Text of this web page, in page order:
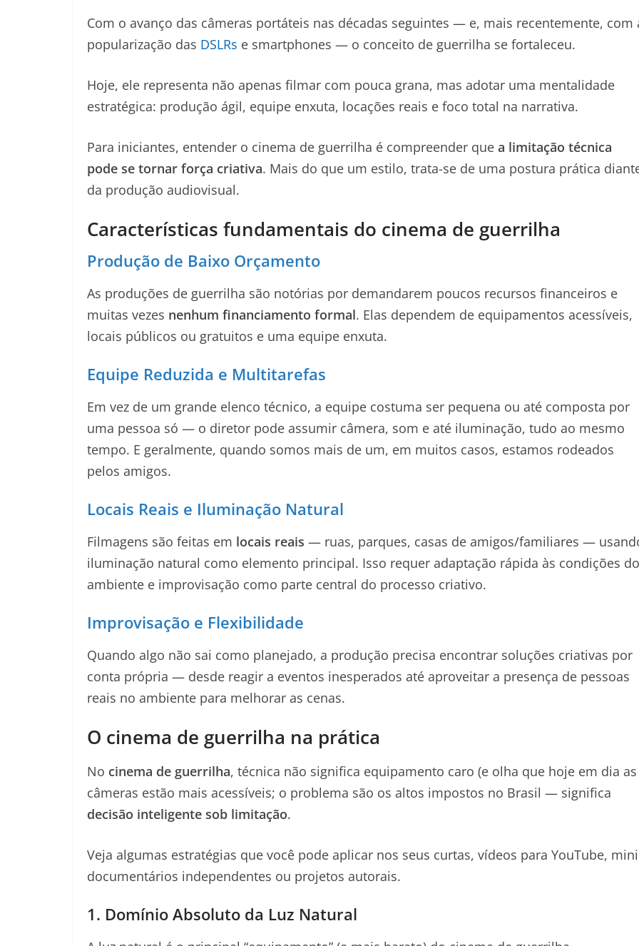
Com o avanço das câmeras portáteis nas décadas seguintes — e, mais recentemente, com
popularização das DSLRs e smartphones — o conceito de guerrilha se fortaleceu.
Hoje, ele representa não apenas filmar com pouca grana, mas adotar uma mentalidade
estratégica: produção ágil, equipe enxuta, locações reais e foco total na narrativa.
Para iniciantes, entender o cinema de guerrilha é compreender que a limitação técnica
pode se tornar força criativa. Mais do que um estilo, trata-se de uma postura prática
da produção audiovisual.
Características fundamentais do cinema de guerrilha
Produção de Baixo Orçamento
As produções de guerrilha são notórias por demandarem poucos recursos financeiros e
muitas vezes nenhum financiamento formal. Elas dependem de equipamentos acessíveis,
locais públicos ou gratuitos e uma equipe enxuta.
Equipe Reduzida e Multitarefas
Em vez de um grande elenco técnico, a equipe costuma ser pequena ou até composta por
uma pessoa só — o diretor pode assumir câmera, som e até iluminação, tudo ao mesmo
tempo. E geralmente, quando somos mais de um, em muitos casos, estamos rodeados
pelos amigos.
Locais Reais e Iluminação Natural
Filmagens são feitas em locais reais — ruas, parques, casas de amigos/familiares —
iluminação natural como elemento principal. Isso requer adaptação rápida às condições do
ambiente e improvisação como parte central do processo criativo.
Improvisação e Flexibilidade
Quando algo não sai como planejado, a produção precisa encontrar soluções criativas por
conta própria — desde reagir a eventos inesperados até aproveitar a presença de pessoas
reais no ambiente para melhorar as cenas.
O cinema de guerrilha na prática
No cinema de guerrilha, técnica não significa equipamento caro (e olha que hoje em dia as
câmeras estão mais acessíveis; o problema são os altos impostos no Brasil — significa
decisão inteligente sob limitação.
Veja algumas estratégias que você pode aplicar nos seus curtas, vídeos para YouTube, mini
documentários independentes ou projetos autorais.
1. Domínio Absoluto da Luz Natural